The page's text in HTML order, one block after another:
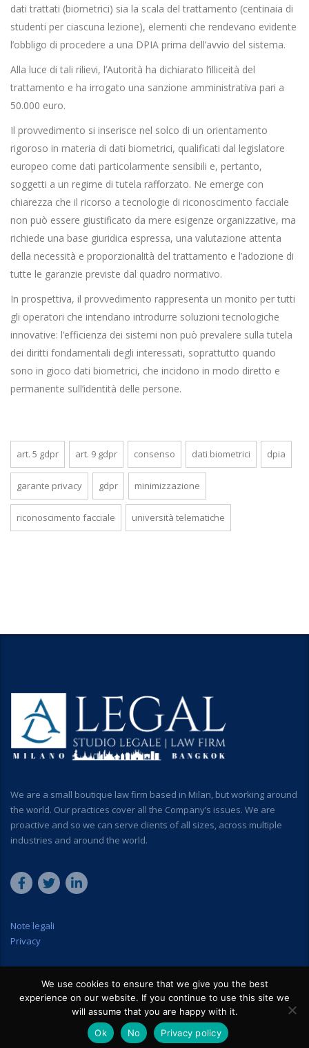
dati trattati (biometrici) sia la scala del trattamento (centinaia di
studenti per ciascuna lezione), elementi che rendevano evidente
l’obbligo di procedere a una DPIA prima dell’avvio del sistema.
Alla luce di tali rilievi, l’Autorità ha dichiarato l’illiceità del
trattamento e ha irrogato una sanzione amministrativa pari a
50.000 euro.
Il provvedimento si inserisce nel solco di un orientamento
rigoroso in materia di dati biometrici, qualificati dal legislatore
europeo come dati particolarmente sensibili e, pertanto,
soggetti a un regime di tutela rafforzato. Ne emerge con
chiarezza che il ricorso a tecnologie di riconoscimento facciale
non può essere giustificato da mere esigenze organizzative, ma
richiede una base giuridica espressa, una valutazione attenta
della necessità e proporzionalità del trattamento e l’adozione di
tutte le garanzie previste dal quadro normativo.
In prospettiva, il provvedimento rappresenta un monito per tutti
gli operatori che intendano introdurre soluzioni tecnologiche
innovative: l’efficienza dei sistemi non può prevalere sulla tutela
dei diritti fondamentali degli interessati, soprattutto quando
sono in gioco dati biometrici, che incidono in modo diretto e
permanente sull’identità delle persone.
art. 5 gdpr art. 9 gdpr consenso dati biometrici dpia
garante privacy gdpr minimizzazione
riconoscimento facciale università telematiche
We are a small boutique law firm based in Milan, but working around
the world. Our practices cover all the Company’s issues. We are
proactive and so we can serve clients of all sizes, across multiple
industries and around the world.
Note legali
Privacy
© 2026 All rights reserved. ALLEGAL - Studio Legale Associato C.F. e
P.IVA 12833280964 Generali Assicurazioni S.p.A., n. 36014780
We use cookies to ensure that we give you the best
experience on our website. If you continue to use this site we
will assume that you are happy with it.
Ok
No Privacy policy